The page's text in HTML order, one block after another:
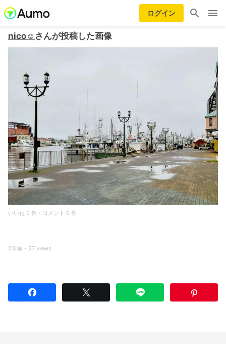
ログイン
nico☺︎ さんが投稿した画像
いいね 0 件・コメント 0 件
2年前・27 views